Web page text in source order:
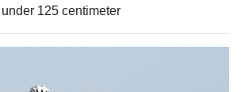
125 centimeter